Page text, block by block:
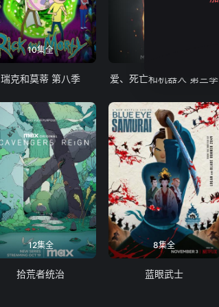
10集全
瑞克和莫蒂 第八季 爱、死亡和机器人 第三季
12集全
拾荒者统治
8集全
蓝眼武士